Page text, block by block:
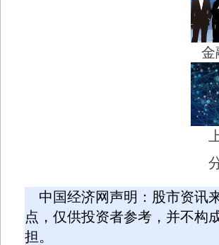
金
中国经济网声明：股市资讯
点，仅供投资者参考，并不构
担。